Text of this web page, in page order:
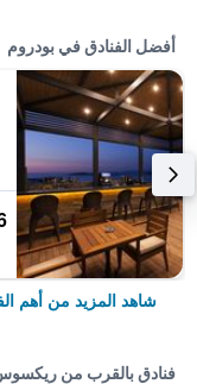
أفضل الفنادق في بودروم
شاهد المزيد من أهم
فنادق بالقرب من